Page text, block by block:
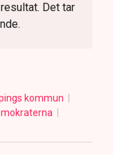
Det tar
kommun